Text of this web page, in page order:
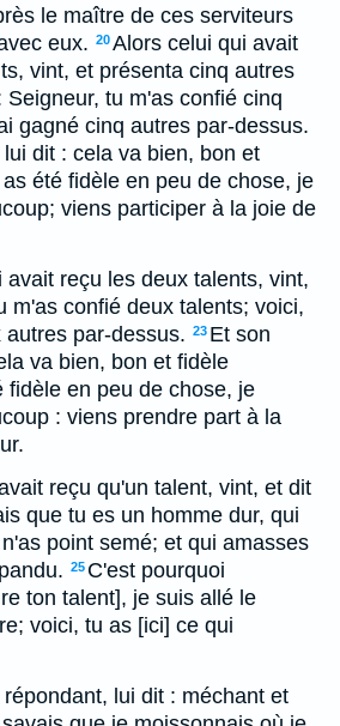
le maître de ces serviteurs
eux. 20Alors celui qui avait
vint, et présenta cinq autres
tu m'as confié cinq
gagné cinq autres par-dessus.
dit : cela va bien, bon et
été fidèle en peu de chose, je
viens participer à la joie de
avait reçu les deux talents, vint,
m'as confié deux talents; voici,
par-dessus. 23 Et son
va bien, bon et fidèle
fidèle en peu de chose, je
: viens prendre part à la
reçu qu'un talent, vint, et dit
que tu es un homme dur, qui
point semé; et qui amasses
25 C'est pourquoi
ton talent], je suis allé le
voici, tu as [ici] ce qui
lui dit : méchant et